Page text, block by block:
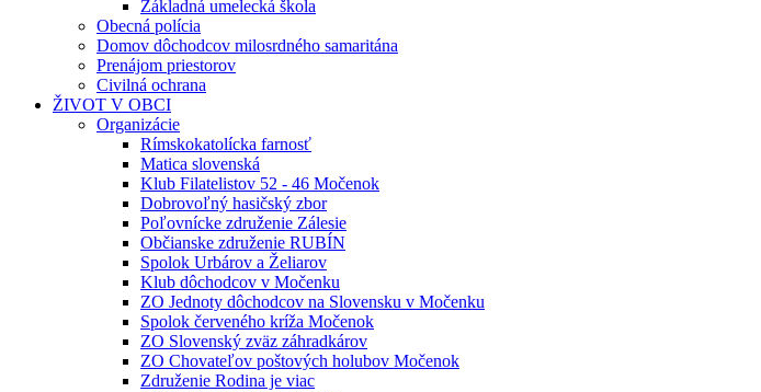
Základná umelecká škola
Obecná polícia
Domov dôchodcov milosrdného samaritána
Prenájom priestorov
Civilná ochrana
ŽIVOT V OBCI
Organizácie
Rímskokatolícka farnosť
Matica slovenská
Klub Filatelistov 52 - 46 Močenok
Dobrovoľný hasičský zbor
Poľovnícke združenie Zálesie
Občianske združenie RUBÍN
Spolok Urbárov a Želiarov
Klub dôchodcov v Močenku
ZO Jednoty dôchodcov na Slovensku v Močenku
Spolok červeného kríža Močenok
ZO Slovenský zväz záhradkárov
ZO Chovateľov poštových holubov Močenok
Združenie Rodina je viac